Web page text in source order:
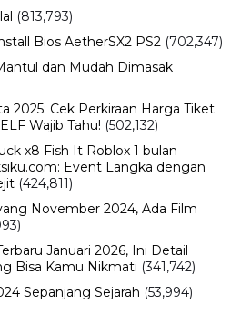
(813,793)
Bios AetherSX2 PS2 (702,347)
dan Mudah Dimasak
2025: Cek Perkiraan Harga Tiket
Wajib Tahu! (502,132)
x8 Fish It Roblox 1 bulan
Event Langka dengan
(424,811)
November 2024, Ada Film
Januari 2026, Ini Detail
Bisa Kamu Nikmati (341,742)
Sepanjang Sejarah (53,994)